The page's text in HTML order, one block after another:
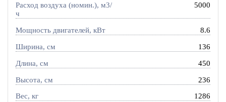
Расход воздуха (номин.), м3/
ч
5000
Мощность двигателей, кВт 8.6
Ширина, см 136
Длина, см 450
Высота, см 236
Вес, кг 1286